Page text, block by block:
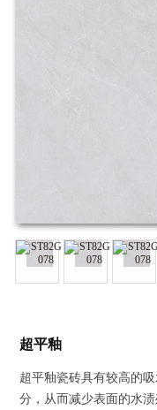
超平釉
超平釉瓷砖具有较高的
分，从而减少表面的水渍